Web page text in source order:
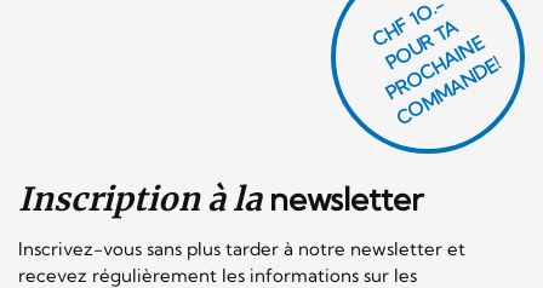
Inscription à lanewsletter
Inscrivez-vous sans plus tarder à notre newsletter et
recevez régulièrement les informations sur les
CHF 1O.-
P
O
U
R
T
A
P
R
O
C
H
AI
N
E
C
O
M
M
A
N
D
E!